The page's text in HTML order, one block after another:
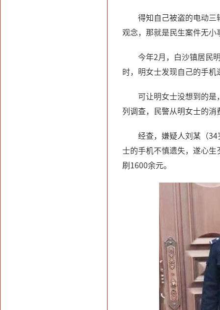
得知自己被盗的电动三
观念，那就是民生案件无小
今年2月，白沙镇居民
时，明女士发现自己的手
可让明女士没想到的
列调查，民警从明女士的
经查，嫌疑人刘某（
士的手机不慎遗失，遂心
刷1600余元。